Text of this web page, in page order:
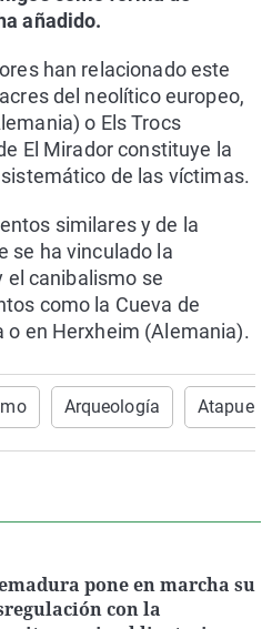
añadido.
han relacionado este
del neolítico europeo,
o Els Trocs
El Mirador constituye la
de las víctimas.
similares y de la
se ha vinculado la
el canibalismo se
como la Cueva de
o en Herxheim (Alemania).
Arqueología
pone en marcha su
con la